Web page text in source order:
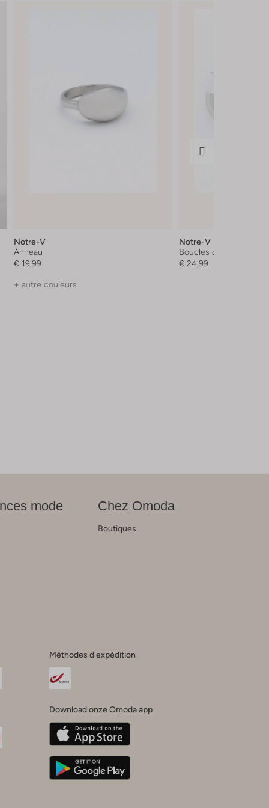
Notre-V
Anneau
€ 19,99
+ autre couleurs
Notre-V
Boucles d'oreilles
€ 24,99
mode Chez Omoda
Boutiques
Méthodes d'expédition
Download onze Omoda app